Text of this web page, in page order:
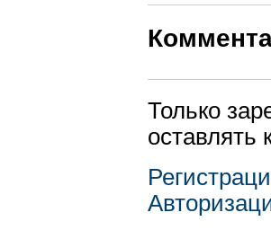
Только
оставлять